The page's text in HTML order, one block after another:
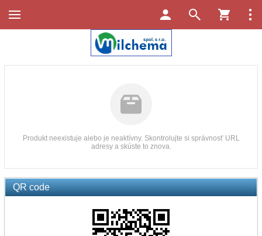
Produkt neexistuje alebo je neaktívny. Skontrolujte si správnosť URL
adresy a skúste to znova.
QR code